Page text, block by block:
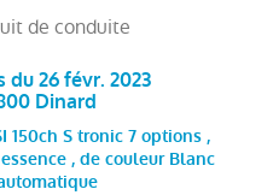
de conduite
du 26 févr. 2023
Dinard
150ch S tronic 7 options ,
, de couleur Blanc